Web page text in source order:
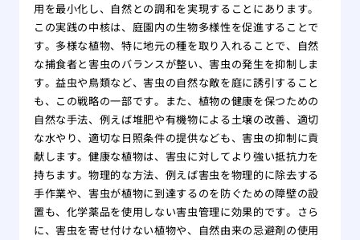
用を最小化し、自然との調和を実現することにあります。
この実践の中核は、庭園内の生物多様性を促進することで
す。多様な植物、特に地元の種を取り入れることで、自然
な捕食者と害虫のバランスが整い、害虫の発生を抑制しま
す。益虫や鳥類など、害虫の自然な敵を庭に誘引すること
も、この戦略の一部です。また、植物の健康を保つための
自然な手法、例えば堆肥や有機物による土壌の改善、適切
な水やり、適切な日照条件の提供なども、害虫の抑制に貢
献します。健康な植物は、害虫に対してより強い抵抗力を
持ちます。物理的な方法、例えば害虫を物理的に除去する
手作業や、害虫が植物に到達するのを防ぐための障壁の設
置も、化学薬品を使用しない害虫管理に効果的です。さら
に、害虫を寄せ付けない植物や、自然由来の忌避剤の使用